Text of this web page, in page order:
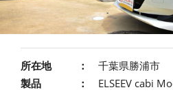
所在地
千葉県勝浦市
製品
ELSEEV cabi